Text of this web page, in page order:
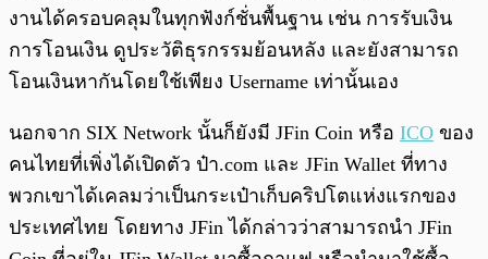
งานได้ครอบคลุมในทุกฟังก์ชั่นพื้นฐาน เช่น การรับเงิน
การโอนเงิน ดูประวัติธุรกรรมย้อนหลัง และยังสามารถ
โอนเงินหากันโดยใช้เพียง Username เท่านั้นเอง
นอกจาก SIX Network นั้นก็ยังมี JFin Coin หรือ ICO ของ
คนไทยที่เพิ่งได้เปิดตัว ป๋า.com และ JFin Wallet ที่ทาง
พวกเขาได้เคลมว่าเป็นกระเป๋าเก็บคริปโตแห่งแรกของ
ประเทศไทย โดยทาง JFin ได้กล่าวว่าสามารถนำ JFin